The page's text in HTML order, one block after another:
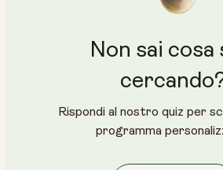
Non sai cosa
Rispondi al nostro quiz per
programma